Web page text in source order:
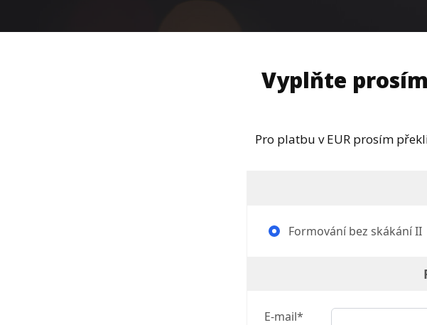
Vyplňte
Pro platbu v EUR prosím
Formování bez skákání II
E-mail*